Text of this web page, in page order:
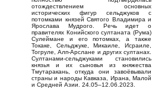
отождествлением основных
исторических фигур сельджуков с
потомками князей Святого Владимира и
Ярослава Мудрого. Речь идет о
правителях Конийского султаната (Рума)
Сулеймане и его потомках, а также
Токаке, Сельджуке, Микаиле, Исраиле,
Тогруле, Алп-Арслане и других султанах.
Султанами-сельджуками становились
князья и их сыновья из княжества
Тмутаракань, откуда они завоёвывали
страны и народы Кавказа, Ирана, Малой
и Средней Азии. 24.05–12.06.2023.